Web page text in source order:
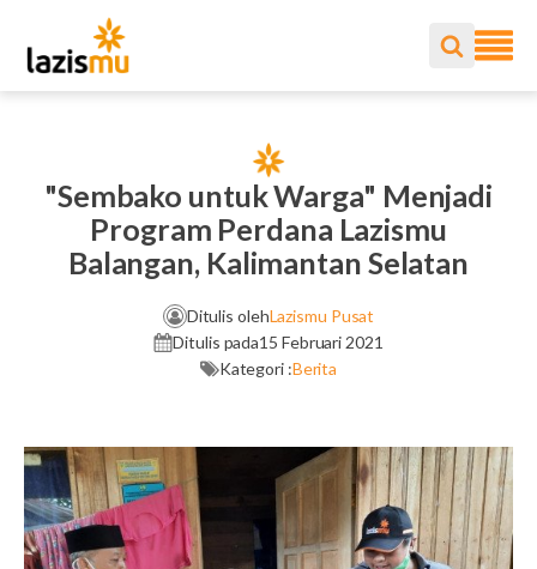
"Sembako untuk Warga" Menjadi
Program Perdana Lazismu
Balangan, Kalimantan Selatan
Ditulis olehLazismu Pusat
Ditulis pada15 Februari 2021
Kategori :Berita